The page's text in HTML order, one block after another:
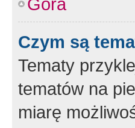
Czym są
Tematy
tematów na
miarę